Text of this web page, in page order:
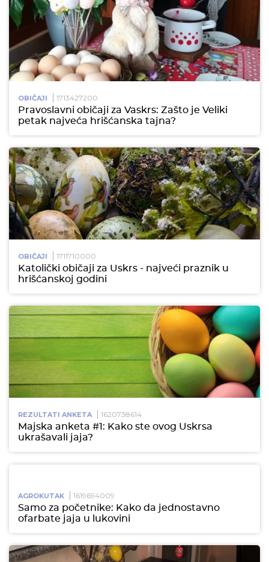
OBIČAJI 1713427200
Pravoslavni običaji za Vaskrs: Zašto je Veliki
petak najveća hrišćanska tajna?
OBIČAJI 1711710000
Katolički običaji za Uskrs - najveći praznik u
hrišćanskoj godini
REZULTATI ANKETA 1620738614
Majska anketa #1: Kako ste ovog Uskrsa
ukrašavali jaja?
AGROKUTAK 1619694009
Samo za početnike: Kako da jednostavno
ofarbate jaja u lukovini